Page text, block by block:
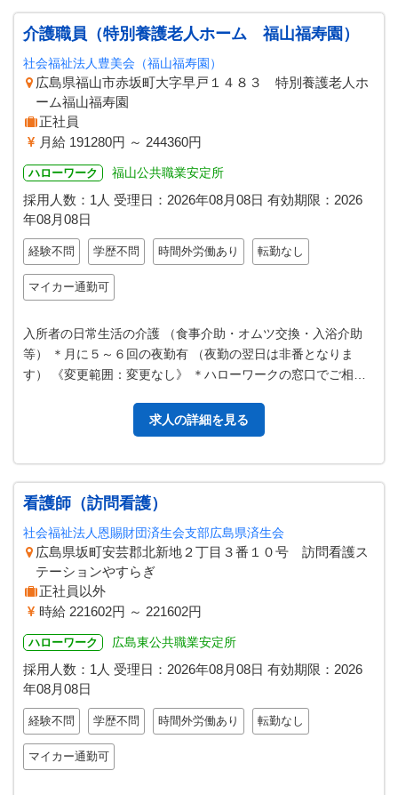
介護職員（特別養護老人ホーム 福山福寿園）
社会福祉法人豊美会（福山福寿園）
広島県福山市赤坂町大字早戸１４８３ 特別養護老人ホ
ーム福山福寿園
正社員
月給 191280円 ～ 244360円
ハローワーク 福山公共職業安定所
採用人数：1人 受理日： 2026年08月08日 有効期限： 2026
年08月08日
経験不問 学歴不問 時間外労働あり 転勤なし
マイカー通勤可
入所者の日常生活の介護 （食事介助・オムツ交換・入浴介助
等） ＊月に５～６回の夜勤有 （夜勤の翌日は非番となりま
す） 《変更範囲：変更なし》 ＊ハローワークの窓口でご相談
求人の詳細を見る
看護師（訪問看護）
社会福祉法人恩賜財団済生会支部広島県済生会
広島県坂町安芸郡北新地２丁目３番１０号 訪問看護ス
テーションやすらぎ
正社員以外
時給 221602円 ～ 221602円
ハローワーク 広島東公共職業安定所
採用人数：1人 受理日： 2026年08月08日 有効期限： 2026
年08月08日
経験不問 学歴不問 時間外労働あり 転勤なし
マイカー通勤可